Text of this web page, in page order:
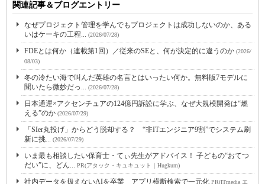
関連記事＆ブログエントリー
なぜプロジェクト管理を学んでもプロジェクトは成功しないのか、ある
いはケーキの工程... (2026/07/28)
FDEとは何か（連載第1回）／従来のSEと、何が決定的に違うのか (2026/
08/03)
冬の冷たい海で叫んだ英雄の名言とはいったい何か。無料版7モデルに
聞いたら微妙だっ... (2026/07/28)
日本通運×アクセンチュアの124億円訴訟に学ぶ、なぜ大規模開発は“燃
える”のか (2026/07/29)
「SIer丸投げ」からどう脱却する？ “非ITエンジニア9割”でシステム刷
新に挑... (2026/07/29)
いま最も相談したい保育士・てぃ先生がアドバイス！ 子どもの“おてつ
だい”に、どん... PR(アタック・キュキュット｜Hugkum)
社内データを扱えないAIを卒業 アプリ横断検索で一元化 PR(ITmedia エ